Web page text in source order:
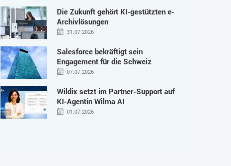
Die Zukunft gehört KI-gestützten e-
Archivlösungen
31.07.2026
Salesforce bekräftigt sein
Engagement für die Schweiz
07.07.2026
Wildix setzt im Partner-Support auf
KI-Agentin Wilma AI
01.07.2026